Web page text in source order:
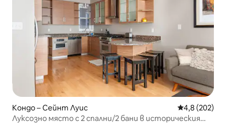
Кондо – Сейнт Луис Средна
4,8 (202)
Луксозно място с 2 спални/2 бани в историческия